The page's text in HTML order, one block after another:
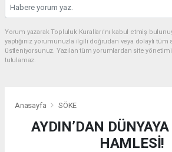
Yorum yazarak Topluluk Kuralları’nı kabul etmiş
yaptığınız yorumunuzla ilgili doğrudan veya dolaylı tüm
üstleniyorsunuz. Yazılan tüm yorumlardan site
tutulamaz.
Anasayfa SÖKE
AYDIN’DAN
HAMLESİ!